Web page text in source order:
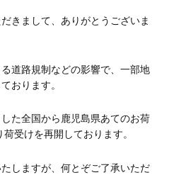
きまして、ありがとうございま
道路規制などの影響で、一部地
おります。
た全国から鹿児島県あてのお荷
受けを再開しております。
しますが、何とぞご了承いただ